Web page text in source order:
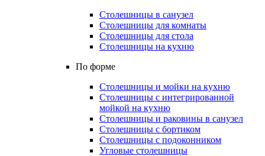
Столешницы в санузел
Столешницы для комнаты
Столешницы для стола
Столешницы на кухню
По форме
Столешницы и мойки на кухню
Столешницы с интегрированной
мойкой на кухню
Столешницы и раковины в санузел
Столешницы с бортиком
Столешницы с подоконником
Угловые столешницы